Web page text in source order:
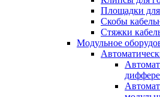
Площадки
Скобы
Стяжки
Модульное